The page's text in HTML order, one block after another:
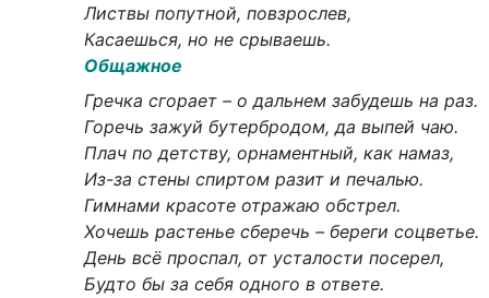
Листвы попутной, повзрослев,
Касаешься, но не срываешь.
Общажное
Гречка сгорает – о дальнем забудешь на раз.
Горечь зажуй бутербродом, да выпей чаю.
Плач по детству, орнаментный, как намаз,
Из-за стены спиртом разит и печалью.
Гимнами красоте отражаю обстрел.
Хочешь растенье сберечь – береги соцветье.
День всё проспал, от усталости посерел,
Будто бы за себя одного в ответе.